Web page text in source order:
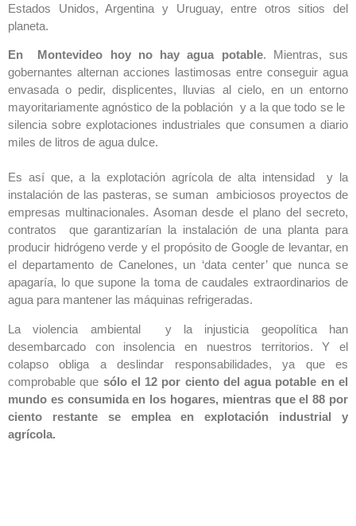
Estados Unidos, Argentina y Uruguay, entre otros sitios del
planeta.
En Montevideo hoy no hay agua potable. Mientras, sus
gobernantes alternan acciones lastimosas entre conseguir agua
envasada o pedir, displicentes, lluvias al cielo, en un entorno
mayoritariamente agnóstico de la población y a la que todo se le
silencia sobre explotaciones industriales que consumen a diario
miles de litros de agua dulce.
Es así que, a la explotación agrícola de alta intensidad y la
instalación de las pasteras, se suman ambiciosos proyectos de
empresas multinacionales. Asoman desde el plano del secreto,
contratos que garantizarían la instalación de una planta para
producir hidrógeno verde y el propósito de Google de levantar, en
el departamento de Canelones, un ‘data center’ que nunca se
apagaría, lo que supone la toma de caudales extraordinarios de
agua para mantener las máquinas refrigeradas.
La violencia ambiental y la injusticia geopolítica han
desembarcado con insolencia en nuestros territorios. Y el
colapso obliga a deslindar responsabilidades, ya que es
comprobable que sólo el 12 por ciento del agua potable en el
mundo es consumida en los hogares, mientras que el 88 por
ciento restante se emplea en explotación industrial y
agrícola.